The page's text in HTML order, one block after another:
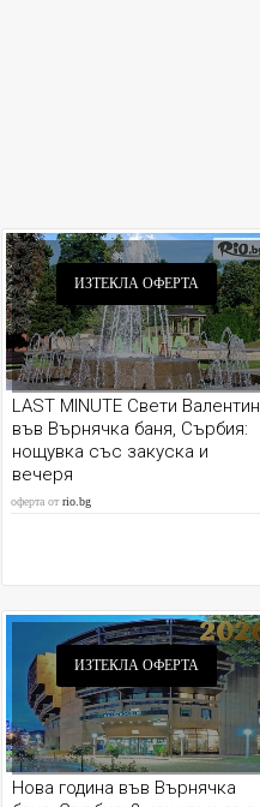
ИЗТЕКЛА ОФЕРТА
LAST MINUTE Свети Валентин
във Върнячка баня, Сърбия:
нощувка със закуска и
вечеря
оферта от rio.bg
ИЗТЕКЛА ОФЕРТА
Нова година във Върнячка